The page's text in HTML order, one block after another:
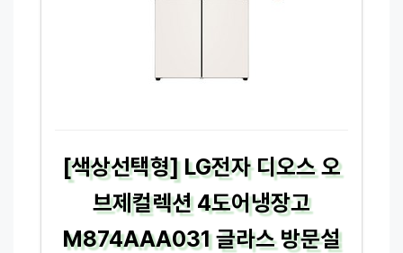
[색상선택형] LG전자 디오스 오
브제컬렉션 4도어냉장고
M874AAA031 글라스 방문설